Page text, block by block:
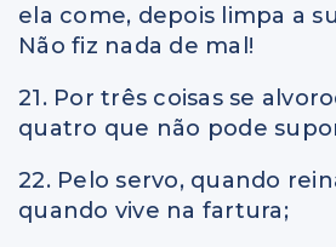
ela come, depois limpa a
Não fiz nada de mal!
21. Por três coisas se
quatro que não pode
22. Pelo servo, quando
quando vive na fartura;